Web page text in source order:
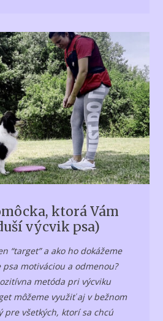
ktorá Vám
výcvik psa)
“target” a ako ho dokážeme
psa motiváciou a odmenou?
metóda pri výcviku
môžeme využiť aj v bežnom
pre všetkých, ktorí sa chcú